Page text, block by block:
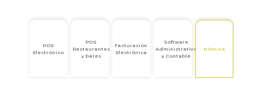
POS
Electrónico
POS
Restaurantes
y bares
Facturación
Electrónica
Software
Administrativo
y Contable
Nómina